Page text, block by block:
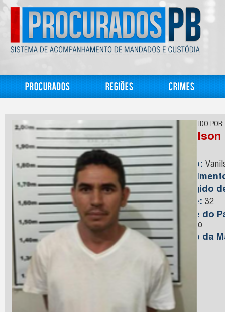
Procurados Regiões Crimes
CONHECIDO POR:
Nome:
Foragido
Idade: 32
Nome do
Macedo
Nome da